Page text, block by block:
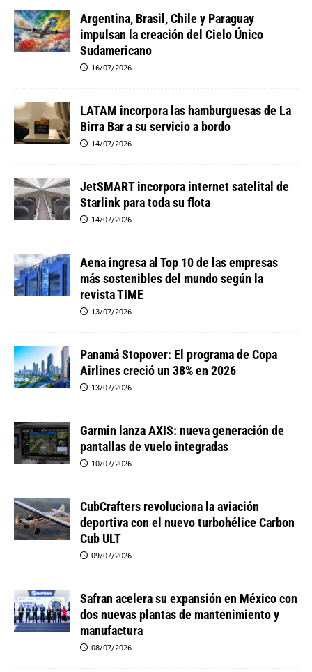
Argentina, Brasil, Chile y Paraguay
impulsan la creación del Cielo Único
Sudamericano
16/07/2026
LATAM incorpora las hamburguesas de La
Birra Bar a su servicio a bordo
14/07/2026
JetSMART incorpora internet satelital de
Starlink para toda su flota
14/07/2026
Aena ingresa al Top 10 de las empresas
más sostenibles del mundo según la
revista TIME
13/07/2026
Panamá Stopover: El programa de Copa
Airlines creció un 38% en 2026
13/07/2026
Garmin lanza AXIS: nueva generación de
pantallas de vuelo integradas
10/07/2026
CubCrafters revoluciona la aviación
deportiva con el nuevo turbohélice Carbon
Cub ULT
09/07/2026
Safran acelera su expansión en México con
dos nuevas plantas de mantenimiento y
manufactura
08/07/2026